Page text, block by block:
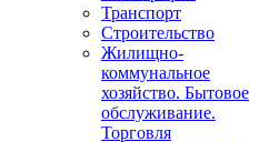
Транспорт
Строительство
Жилищно-
коммунальное
хозяйство. Бытовое
обслуживание.
Торговля